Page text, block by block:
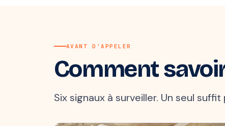
AVANT D'APPELER
Comment
Six signaux à surveiller. Un seul